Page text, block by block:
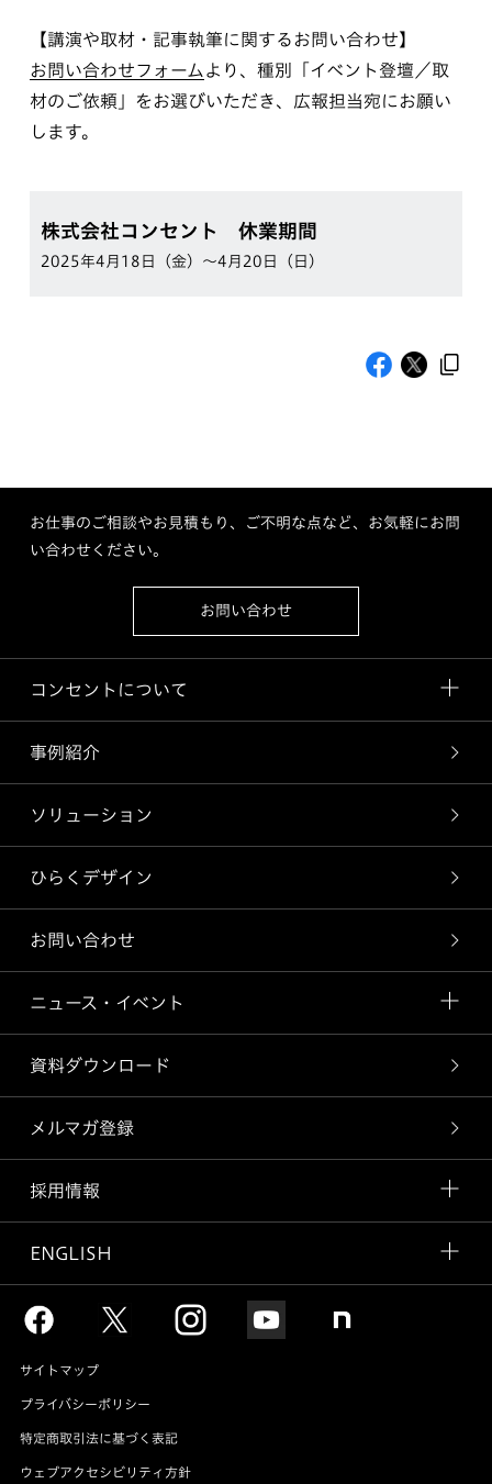
【講演や取材・記事執筆に関するお問い合わせ】
お問い合わせフォーム より、種別「イベント登壇／取
材のご依頼」をお選びいただき、広報担当宛にお願い
します。
株式会社コンセント 休業期間
2025年4月18日（金）〜4月20日（日）
お仕事のご相談やお見積もり、ご不明な点など、お気軽にお問
い合わせください。
お問い合わせ
コンセントについて
事例紹介
ソリューション
ひらくデザイン
お問い合わせ
ニュース・イベント
資料ダウンロード
メルマガ登録
採用情報
ENGLISH
サイトマップ
プライバシーポリシー
特定商取引法に基づく表記
ウェブアクセシビリティ方針